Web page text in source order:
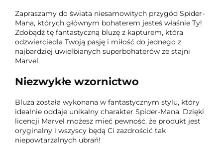
Zapraszamy do świata niesamowitych przygód Spider-
Mana, których głównym bohaterem jesteś właśnie Ty!
Zdobądź tę fantastyczną bluzę z kapturem, która
odzwierciedla Twoją pasję i miłość do jednego z
najbardziej uwielbianych superbohaterów ze stajni
Marvel.
Niezwykłe wzornictwo
Bluza została wykonana w fantastycznym stylu, który
idealnie oddaje unikalny charakter Spider-Mana. Dzięki
licencji Marvel możesz mieć pewność, że produkt jest
oryginalny i wszyscy będą Ci zazdrościć tak
niepowtarzalnych ubrań!